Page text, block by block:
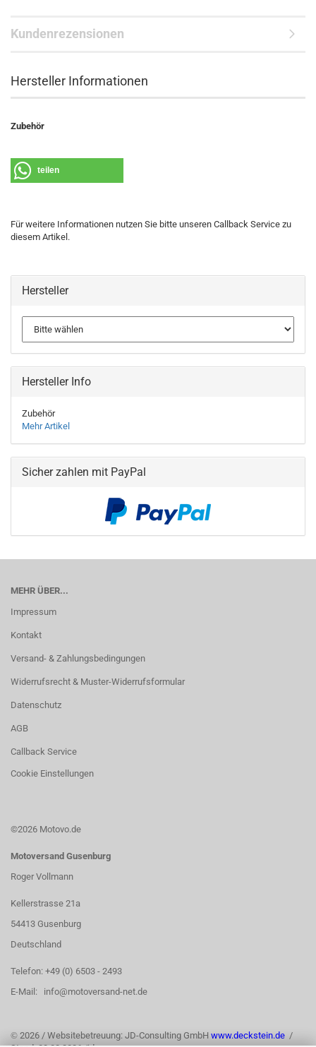
Kundenrezensionen
Hersteller Informationen
Zubehör
teilen
Für weitere Informationen nutzen Sie bitte unseren Callback Service zu
diesem Artikel.
Hersteller
Hersteller Info
Zubehör
Mehr Artikel
Sicher zahlen mit PayPal
MEHR ÜBER...
Impressum
Kontakt
Versand- & Zahlungsbedingungen
Widerrufsrecht & Muster-Widerrufsformular
Datenschutz
AGB
Callback Service
Cookie Einstellungen
©2026 Motovo.de
Motoversand Gusenburg
Roger Vollmann
Kellerstrasse 21a
54413 Gusenburg
Deutschland
Telefon: +49 (0) 6503 - 2493
E-Mail: info@motoversand-net.de
© 2026 / Websitebetreuung: JD-Consulting GmbH www.deckstein.de /